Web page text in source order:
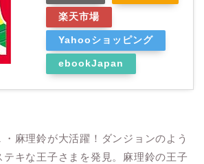
楽天市場
Yahooショッピング
ebookJapan
麻理鈴が大活躍！ダンジョンのよう
テキな王子さまを発見。麻理鈴の王子